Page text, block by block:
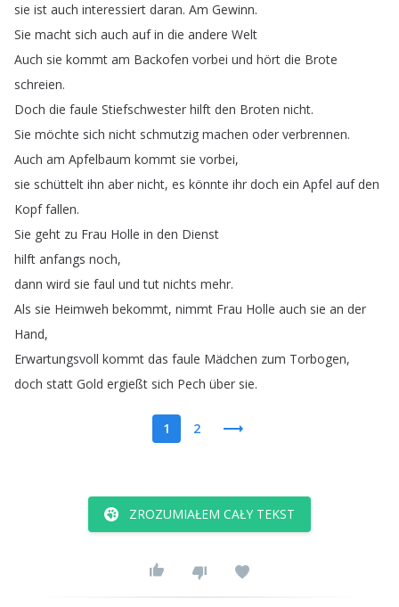
sie ist auch interessiert daran. Am Gewinn.
Sie macht sich auch auf in die andere Welt
Auch sie kommt am Backofen vorbei und hört die Brote
schreien.
Doch die faule Stiefschwester hilft den Broten nicht.
Sie möchte sich nicht schmutzig machen oder verbrennen.
Auch am Apfelbaum kommt sie vorbei,
sie schüttelt ihn aber nicht, es könnte ihr doch ein Apfel auf den
Kopf fallen.
Sie geht zu Frau Holle in den Dienst
hilft anfangs noch,
dann wird sie faul und tut nichts mehr.
Als sie Heimweh bekommt, nimmt Frau Holle auch sie an der
Hand,
Erwartungsvoll kommt das faule Mädchen zum Torbogen,
doch statt Gold ergießt sich Pech über sie.
1 2
ZROZUMIAŁEM CAŁY TEKST